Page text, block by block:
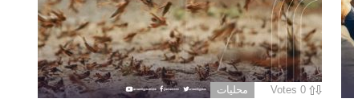
0
Votes محليات